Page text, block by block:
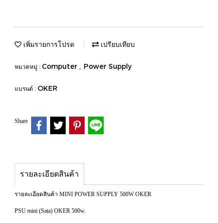
เพิ่มรายการโปรด เปรียบเทียบ
หมวดหมู่ : Computer , Power Supply
แบรนด์ : OKER
Share
รายละเอียดสินค้า
รายละเอียดสินค้า MINI POWER SUPPLY 500W OKER
PSU mini (Sata) OKER 500w.